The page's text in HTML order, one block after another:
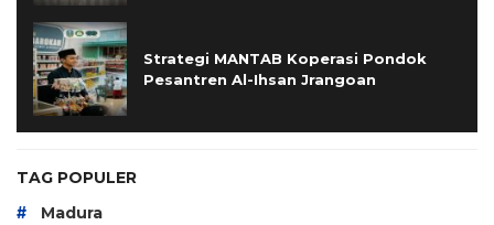
Strategi MANTAB Koperasi Pondok
Pesantren Al-Ihsan Jrangoan
TAG POPULER
# Madura